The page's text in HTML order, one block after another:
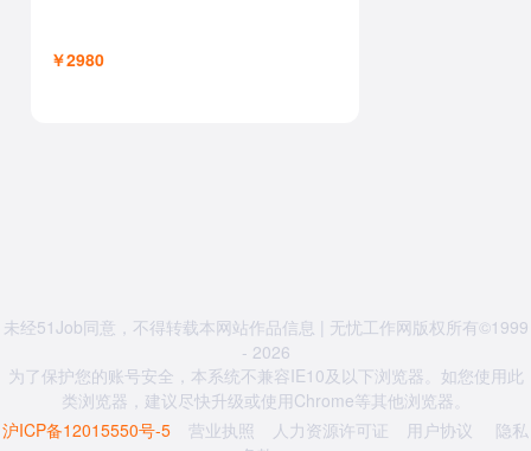
￥2980
未经51Job同意，不得转载本网站作品信息 | 无忧工作网版权所有©1999
- 2026
为了保护您的账号安全，本系统不兼容IE10及以下浏览器。如您使用此
类浏览器，建议尽快升级或使用Chrome等其他浏览器。
沪ICP备12015550号-5
营业执照 人力资源许可证 用户协议
隐私